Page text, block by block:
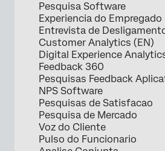
Pesquisa Software
Experiencia do Empregado
Entrevista de
Customer Analytics (EN)
Digital Experience
Feedback 360
Pesquisas Feedback
NPS Software
Pesquisas de Satisfacao
Pesquisa de Mercado
Voz do Cliente
Pulso do Funcionario